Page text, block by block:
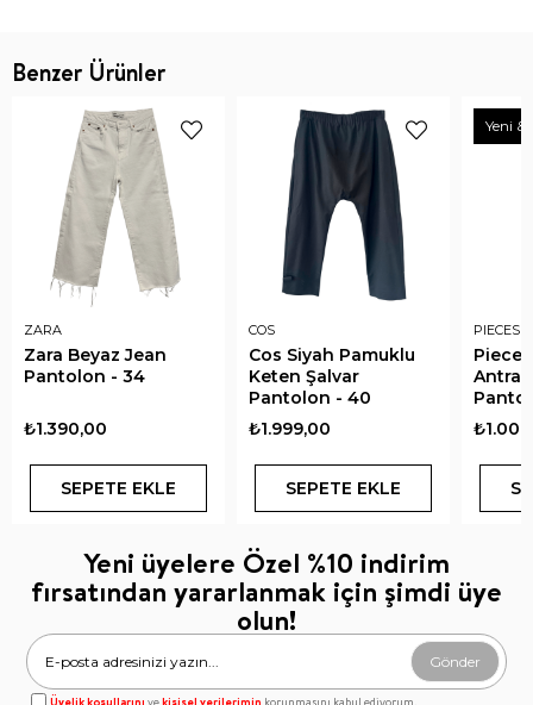
Benzer Ürünler
ZARA
Zara Beyaz Jean
Pantolon - 34
₺1.390,00
SEPETE EKLE
COS
Cos Siyah Pamuklu
Keten Şalvar
Pantolon - 40
₺1.999,00
SEPETE EKLE
PIECES
Yeni &
Yeni üyelere Özel %10 indirim
fırsatından yararlanmak için şimdi üye
olun!
Gönder
Üyelik koşullarını vekişisel verilerimin korunmasını kabul ediyorum.